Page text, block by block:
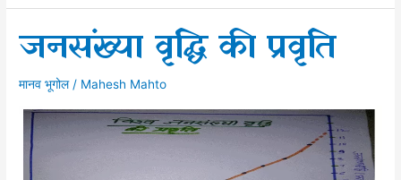
के
कारण
जनसंख्या वृद्धि की प्रवृति
मानव भूगोल/ Mahesh Mahto